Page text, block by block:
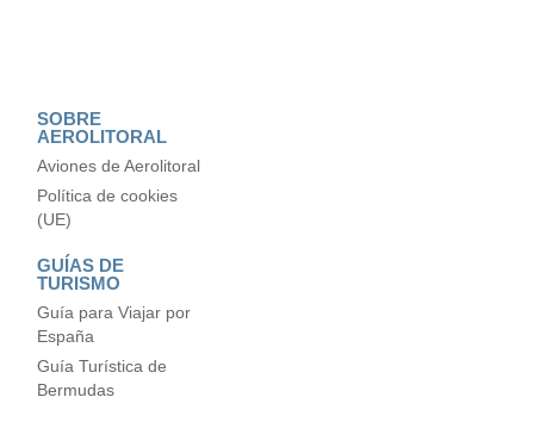
SOBRE
AEROLITORAL
Aviones de Aerolitoral
Política de cookies
(UE)
GUÍAS DE
TURISMO
Guía para Viajar por
España
Guía Turística de
Bermudas